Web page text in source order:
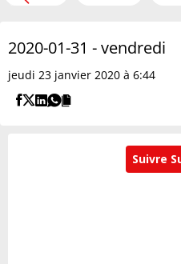
2020-01-31 - vendredi
jeudi 23 janvier 2020 à 6:44
Suivre